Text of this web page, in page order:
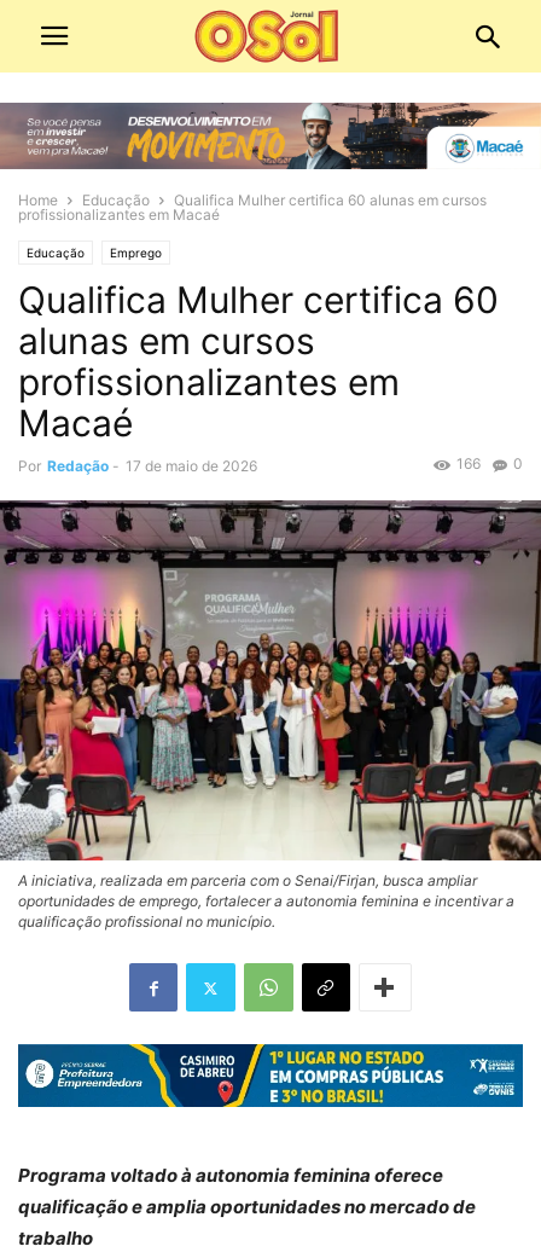
Home Educação
Qualifica Mulher certifica 60 alunas em cursos
profissionalizantes em Macaé
Educação Emprego
Qualifica Mulher certifica 60
alunas em cursos
profissionalizantes em
Macaé
Por Redação - 17 de maio de 2026 0
166
A iniciativa, realizada em parceria com o Senai/Firjan, busca ampliar
oportunidades de emprego, fortalecer a autonomia feminina e incentivar a
qualificação profissional no município.
Programa voltado à autonomia feminina oferece
qualificação e amplia oportunidades no mercado de
trabalho